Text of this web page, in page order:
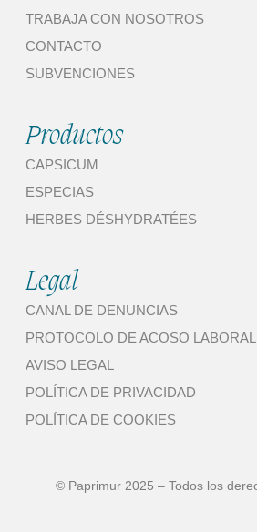
TRABAJA CON NOSOTROS
CONTACTO
SUBVENCIONES
Productos
CAPSICUM
ESPECIAS
HERBES DÉSHYDRATÉES
Legal
CANAL DE DENUNCIAS
PROTOCOLO DE ACOSO LABORAL
AVISO LEGAL
POLÍTICA DE PRIVACIDAD
POLÍTICA DE COOKIES
© Paprimur 2025 – Todos los